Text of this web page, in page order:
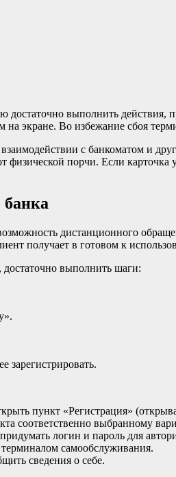
выполнить действия,
экране. Во избежание сбоя
с банкоматом и
порчи. Если
банка
дистанционного
получает в готовом к
выполнить шаги:
зарегистрировать.
пункт «Регистрация»
соответственно выбранному
логин и пароль для
терминалом самообслуживания.
сведения о себе.